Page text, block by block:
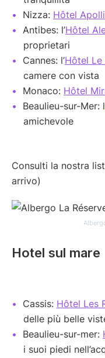
Nizza: Hôtel
Antibes: l’Hôtel
proprietari
Cannes: l’Hôtel Le
camere con vista
Monaco: Hôtel
Beaulieu-sur-Mer:
amichevole
Consulti la nostra
arrivo)
Hotel sul mare
Cassis: Hôtel Les
delle più belle
Beaulieu-sur-mer:
i suoi piedi